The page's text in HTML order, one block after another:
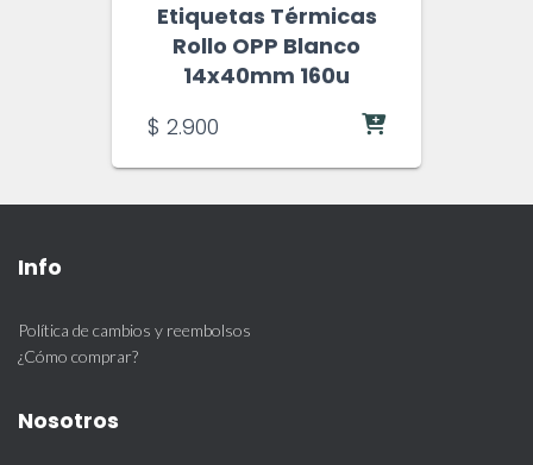
Etiquetas Térmicas
Rollo OPP Blanco
14x40mm 160u
$ 2.900
Info
Política de cambios y reembolsos
¿Cómo comprar?
Nosotros